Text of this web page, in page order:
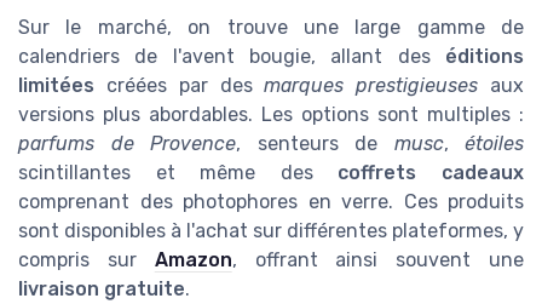
Sur le marché, on trouve une large gamme de
calendriers de l'avent bougie, allant des éditions
limitées créées par desmarques prestigieuses aux
versions plus abordables. Les options sont multiples :
parfums de Provence, senteurs de musc, étoiles
scintillantes et même des coffrets cadeaux
comprenant des photophores en verre. Ces produits
sont disponibles à l'achat sur différentes plateformes, y
compris sur Amazon, offrant ainsi souvent une
livraison gratuite.